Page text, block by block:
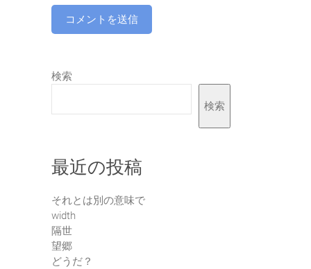
検索
検索
最近の投稿
それとは別の意味で
width
隔世
望郷
どうだ？